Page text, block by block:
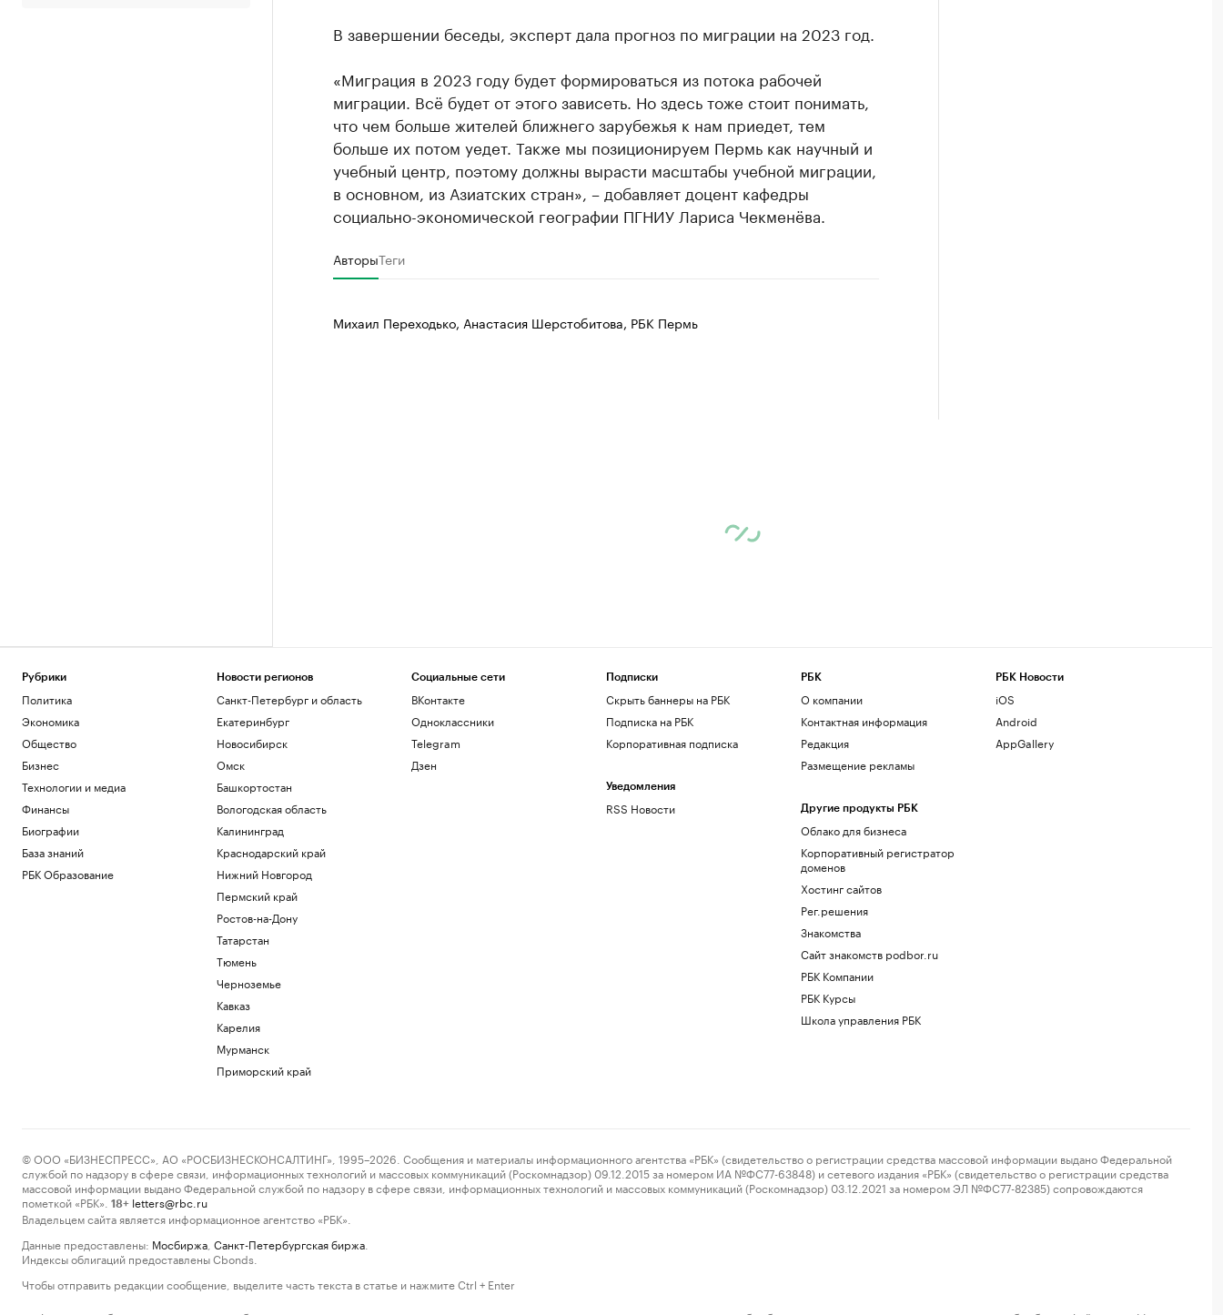
В завершении беседы, эксперт дала прогноз по миграции на 2023 год.
«Миграция в 2023 году будет формироваться из потока рабочей
миграции. Всё будет от этого зависеть. Но здесь тоже стоит понимать,
что чем больше жителей ближнего зарубежья к нам приедет, тем
больше их потом уедет. Также мы позиционируем Пермь как научный и
учебный центр, поэтому должны вырасти масштабы учебной миграции,
в основном, из Азиатских стран», – добавляет доцент кафедры
социально-экономической географии ПГНИУ Лариса Чекменёва.
АвторыТеги
Михаил Переходько, Анастасия Шерстобитова, РБК Пермь
Рубрики
Политика
Экономика
Общество
Бизнес
Технологии и медиа
Финансы
Биографии
База знаний
РБК Образование
Новости регионов
Санкт-Петербург и область
Екатеринбург
Новосибирск
Омск
Башкортостан
Вологодская область
Калининград
Краснодарский край
Нижний Новгород
Пермский край
Ростов-на-Дону
Татарстан
Тюмень
Черноземье
Кавказ
Карелия
Мурманск
Приморский край
Социальные сети
ВКонтакте
Одноклассники
Telegram
Дзен
Подписки
Скрыть баннеры на РБК
Подписка на РБК
Корпоративная подписка
Уведомления
RSS Новости
РБК
О компании
Контактная информация
Редакция
Размещение рекламы
Другие продукты РБК
Облако для бизнеса
Корпоративный регистратор
доменов
Хостинг сайтов
Рег.решения
Знакомства
Сайт знакомств podbor.ru
РБК Компании
РБК Курсы
Школа управления РБК
РБК Новости
iOS
Android
AppGallery
© ООО «БИЗНЕСПРЕСС», АО «РОСБИЗНЕСКОНСАЛТИНГ», 1995–2026. Сообщения и материалы информационного агентства «РБК» (свидетельство о регистрации средства массовой информации выдано Федеральной
службой по надзору в сфере связи, информационных технологий и массовых коммуникаций (Роскомнадзор) 09.12.2015 за номером ИА №ФС77-63848) и сетевого издания «РБК» (свидетельство о регистрации средства
массовой информации выдано Федеральной службой по надзору в сфере связи, информационных технологий и массовых коммуникаций (Роскомнадзор) 03.12.2021 за номером ЭЛ №ФС77-82385) сопровождаются
пометкой «РБК».
18+ letters@rbc.ru
Владельцем сайта является информационное агентство «РБК».
Данные предоставлены: Мосбиржа Санкт-Петербургская биржа
Индексы облигаций предоставлены Cbonds.
Чтобы отправить редакции сообщение, выделите часть текста в статье и нажмите Ctrl + Enter